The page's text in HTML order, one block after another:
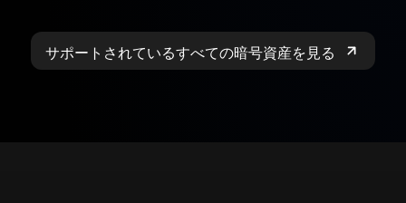
サポートされているすべての暗号資産を見る